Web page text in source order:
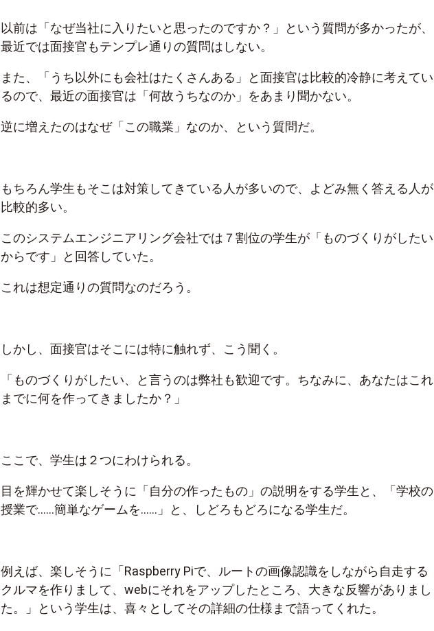
以前は「なぜ当社に入りたいと思ったのですか？」という質問が多かったが、
最近では面接官もテンプレ通りの質問はしない。
また、「うち以外にも会社はたくさんある」と面接官は比較的冷静に考えてい
るので、最近の面接官は「何故うちなのか」をあまり聞かない。
逆に増えたのはなぜ「この職業」なのか、という質問だ。
もちろん学生もそこは対策してきている人が多いので、よどみ無く答える人が
比較的多い。
このシステムエンジニアリング会社では７割位の学生が「ものづくりがしたい
からです」と回答していた。
これは想定通りの質問なのだろう。
しかし、面接官はそこには特に触れず、こう聞く。
「ものづくりがしたい、と言うのは弊社も歓迎です。ちなみに、あなたはこれ
までに何を作ってきましたか？」
ここで、学生は２つにわけられる。
目を輝かせて楽しそうに「自分の作ったもの」の説明をする学生と、「学校の
授業で……簡単なゲームを……」と、しどろもどろになる学生だ。
例えば、楽しそうに「Raspberry Piで、ルートの画像認識をしながら自走する
クルマを作りまして、webにそれをアップしたところ、大きな反響がありまし
た。」という学生は、喜々としてその詳細の仕様まで語ってくれた。